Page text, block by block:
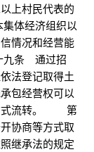
上村民代表的
体经济组织以
情况和经营能
九条 通过招
法登记取得土
包经营权可以
方式流转。 第
协商等方式取
继承法的规定